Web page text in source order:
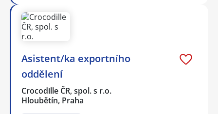
Asistent/ka exportního
oddělení
Crocodille ČR, spol. s r.o.
Hloubětín, Praha